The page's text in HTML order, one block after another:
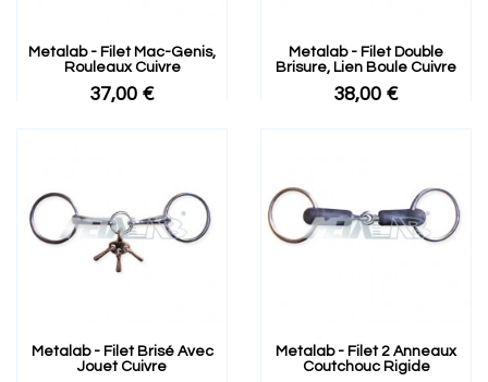
Metalab - Filet Mac-Genis,
Rouleaux Cuivre
37,00 €
Metalab - Filet Double
Brisure, Lien Boule Cuivre
38,00 €
Metalab - Filet Brisé Avec
Jouet Cuivre
Metalab - Filet 2 Anneaux
Coutchouc Rigide